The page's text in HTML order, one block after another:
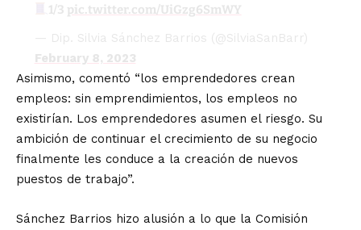
1/3 pic.twitter.com/UiGzg6SmWY
— Dip. Silvia Sánchez Barrios (@SilviaSanBarr)
February 8, 2023
Asimismo, comentó “los emprendedores crean
empleos: sin emprendimientos, los empleos no
existirían. Los emprendedores asumen el riesgo. Su
ambición de continuar el crecimiento de su negocio
finalmente les conduce a la creación de nuevos
puestos de trabajo”.
Sánchez Barrios hizo alusión a lo que la Comisión